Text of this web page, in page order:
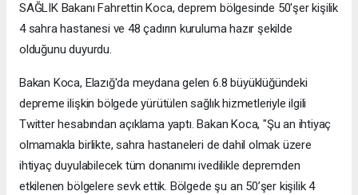
SAĞLIK Bakanı Fahrettin Koca, deprem bölgesinde 50'şer kişilik
4 sahra hastanesi ve 48 çadırın kuruluma hazır şekilde
olduğunu duyurdu.
Bakan Koca, Elazığ'da meydana gelen 6.8 büyüklüğündeki
depreme ilişkin bölgede yürütülen sağlık hizmetleriyle ilgili
Twitter hesabından açıklama yaptı. Bakan Koca, "Şu an ihtiyaç
olmamakla birlikte, sahra hastaneleri de dahil olmak üzere
ihtiyaç duyulabilecek tüm donanımı ivedilikle depremden
etkilenen bölgelere sevk ettik. Bölgede şu an 50’şer kişilik 4